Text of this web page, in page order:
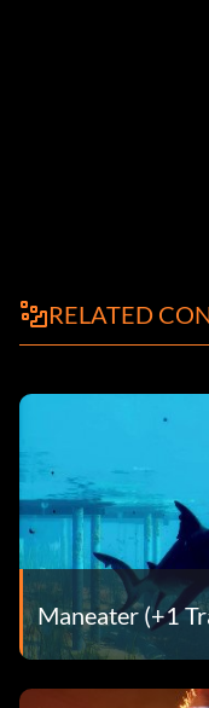
RELATED
Maneater (+1